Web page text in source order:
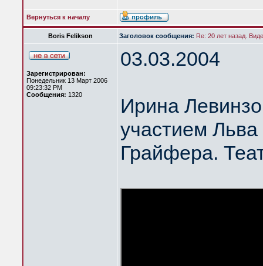
Вернуться к началу
Boris Felikson Заголовок сообщения: Re: 20 лет назад.
Зарегистрирован:
Понедельник 13 Март 2006
09:23:32 PM
Сообщения: 1320
03.03.2004
Ирина
участием
Грайфера.